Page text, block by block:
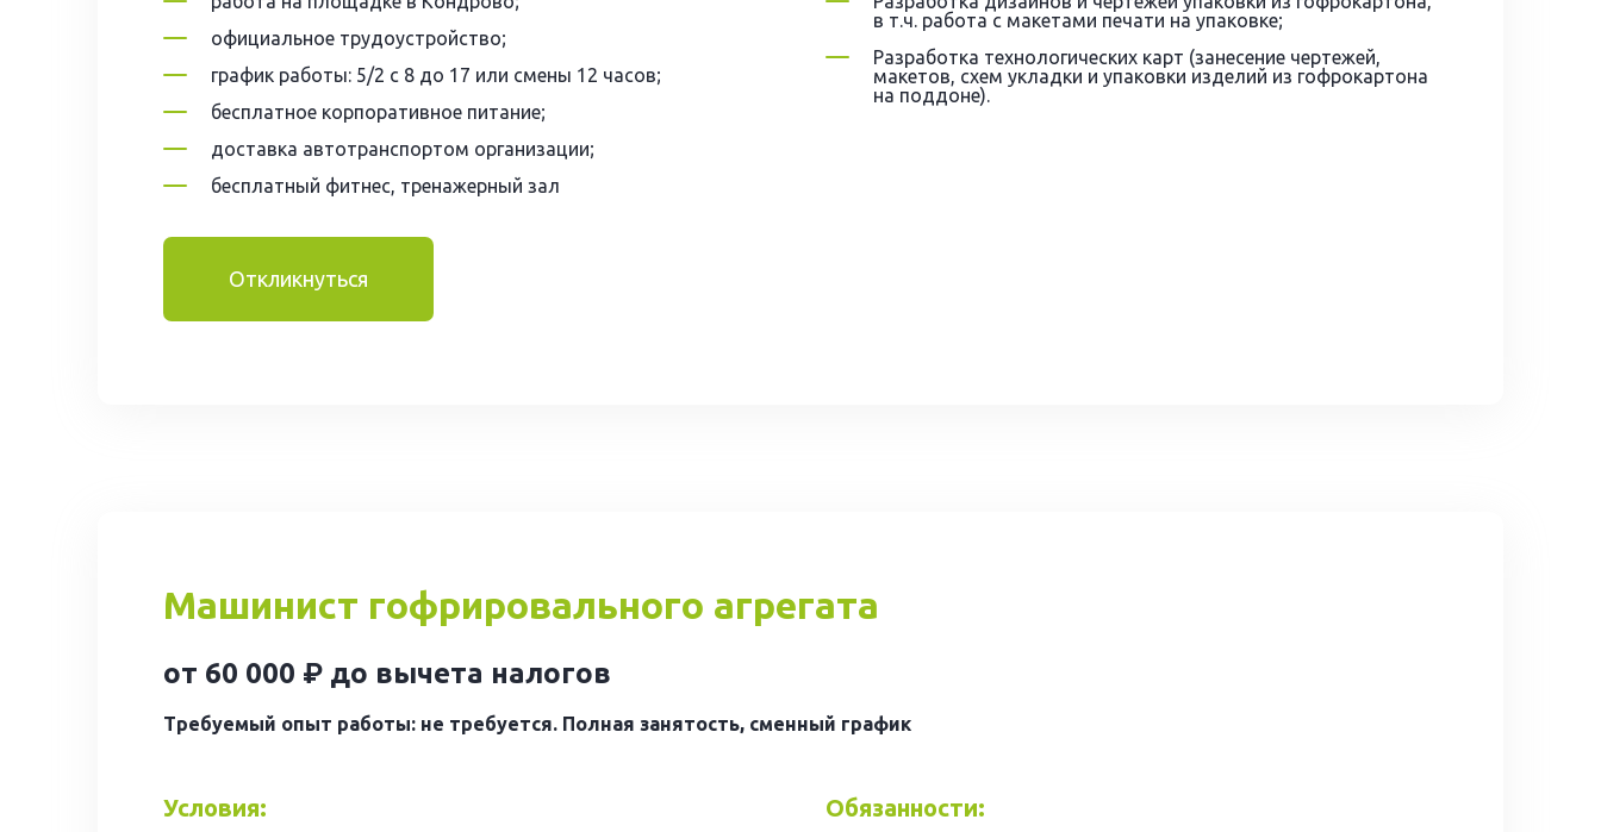
официальное трудоустройство;
график работы: 5/2 с 8 до 17 или смены 12 часов;
бесплатное корпоративное питание;
доставка автотранспортом организации;
бесплатный фитнес, тренажерный зал
в т.ч. работа с макетами печати на упаковке;
Разработка технологических карт (занесение чертежей,
макетов, схем укладки и упаковки изделий из гофрокартона
на поддоне).
Откликнуться
Машинист гофрировального агрегата
от 60 000 ₽ до вычета налогов
Требуемый опыт работы: не требуется. Полная занятость, сменный график
Условия: Обязанности: